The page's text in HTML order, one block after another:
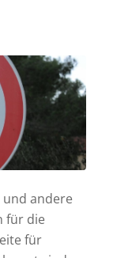
und andere
für die
für